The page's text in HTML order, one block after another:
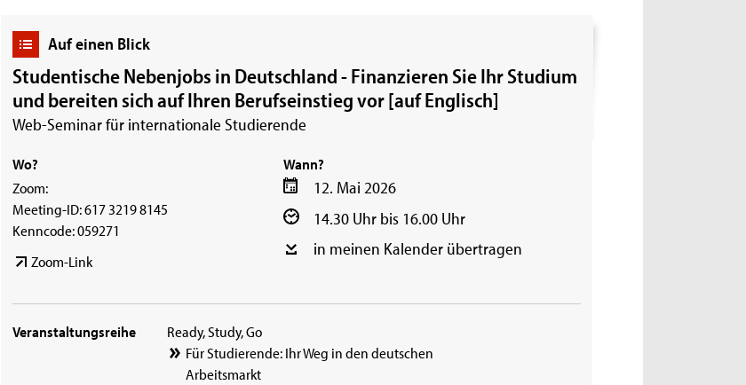
Auf einen Blick
Studentische Nebenjobs in Deutschland - Finanzieren Sie Ihr Studium
und bereiten sich auf Ihren Berufseinstieg vor [auf Englisch]
Web-Seminar für internationale Studierende
Wann?
12. Mai 2026
14.30 Uhr bis 16.00 Uhr
in meinen Kalender übertragen
Wo?
Zoom:
Meeting-ID: 617 3219 8145
Kenncode: 059271
Zoom-Link
Veranstaltungsreihe
Ready, Study, Go
Für Studierende: Ihr Weg in den deutschen
Arbeitsmarkt